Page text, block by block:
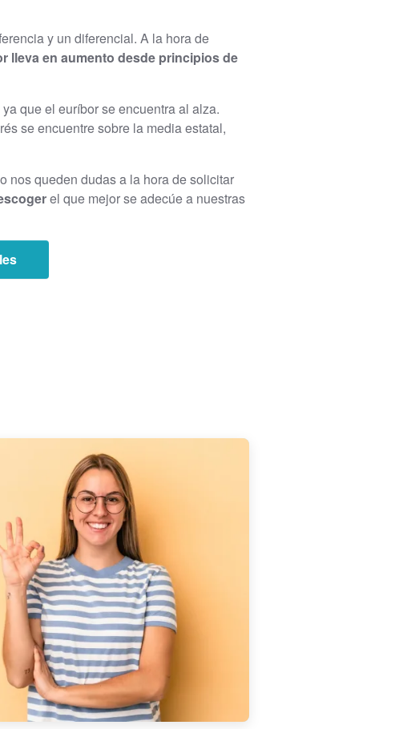
y un diferencial. A la hora de
lleva en aumento desde principios de
que el euríbor se encuentra al alza.
se encuentre sobre la media estatal,
nos queden dudas a la hora de solicitar
el que mejor se adecúe a nuestras